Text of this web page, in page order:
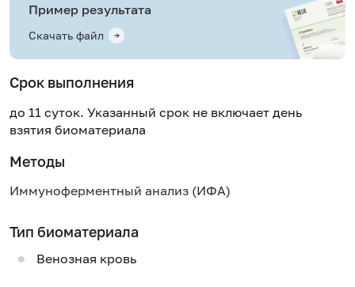
Пример результата
Скачать файл
Срок выполнения
до 11 суток. Указанный срок не включает день
взятия биоматериала
Методы
Иммуноферментный анализ (ИФА)
Тип биоматериала
Венозная кровь